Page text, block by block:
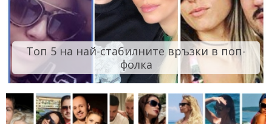
Топ 5 на най-стабилните връзки в поп-
фолка